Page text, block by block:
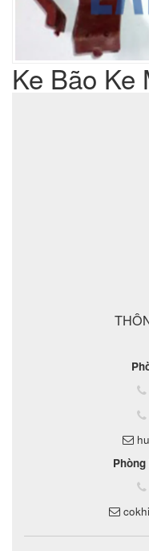
Ke Bão Ke